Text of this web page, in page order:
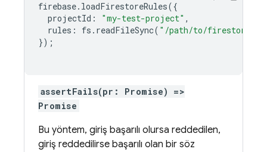
firebase. loadFirestoreRules({
projectId : "my-test-project" ,
rules : fs . readFileSync( "/path/to/
});
assertFails(pr: Promise) =>
Promise
Bu yöntem, giriş başarılı olursa reddedilen,
giriş reddedilirse başarılı olan bir söz